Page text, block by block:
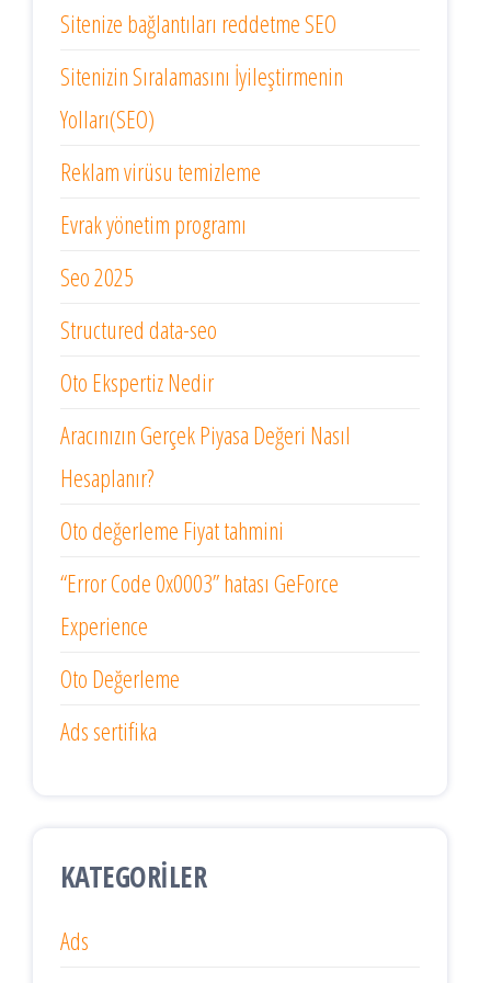
Sitenize bağlantıları reddetme SEO
Sitenizin Sıralamasını İyileştirmenin
Yolları(SEO)
Reklam virüsu temizleme
Evrak yönetim programı
Seo 2025
Structured data-seo
Oto Ekspertiz Nedir
Aracınızın Gerçek Piyasa Değeri Nasıl
Hesaplanır?
Oto değerleme Fiyat tahmini
“Error Code 0x0003” hatası GeForce
Experience
Oto Değerleme
Ads sertifika
KATEGORILER
Ads